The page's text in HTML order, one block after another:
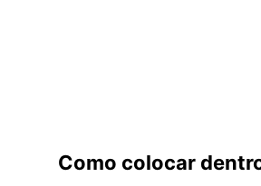
Como colocar